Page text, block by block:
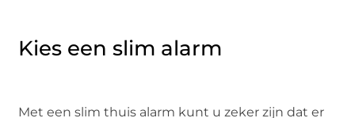
Kies een slim alarm
Met een slim thuis alarm kunt u zeker zijn dat er